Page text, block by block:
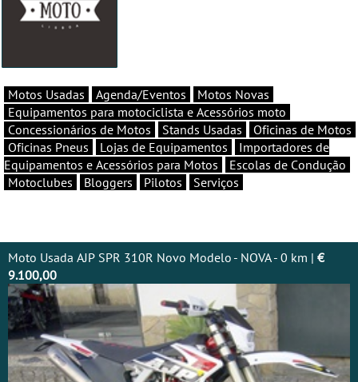
Motos Usadas Agenda/Eventos
Motos Novas
Equipamentos para motociclista e Acessórios moto
Concessionários de Motos
Stands Usadas
Oficinas de Motos
Oficinas Pneus
Lojas de Equipamentos
Importadores de
Equipamentos e Acessórios para Motos
Escolas de Condução
Motoclubes
Bloggers Pilotos Serviços
Moto Usada AJP SPR 310R Novo Modelo - NOVA - 0 km | €
9.100,00